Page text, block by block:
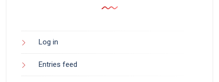
Log in
Entries feed